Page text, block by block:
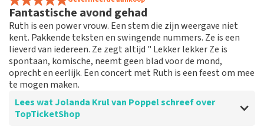
Fantastische avond gehad
Ruth is een power vrouw. Een stem die zijn weergave niet
kent. Pakkende teksten en swingende nummers. Ze is een
lieverd van iedereen. Ze zegt altijd " Lekker lekker Ze is
spontaan, komische, neemt geen blad voor de mond,
oprecht en eerlijk. Een concert met Ruth is een feest om mee
te mogen maken.
Lees wat Jolanda Krul van Poppel schreef over
TopTicketShop